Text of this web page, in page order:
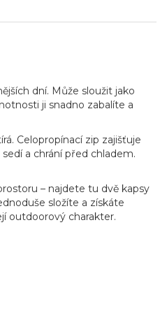
dní. Může sloužit jako
ji snadno zabalíte a
Celopropínací zip zajišťuje
a chrání před chladem.
– najdete tu dvě kapsy
složíte a získáte
outdoorový charakter.